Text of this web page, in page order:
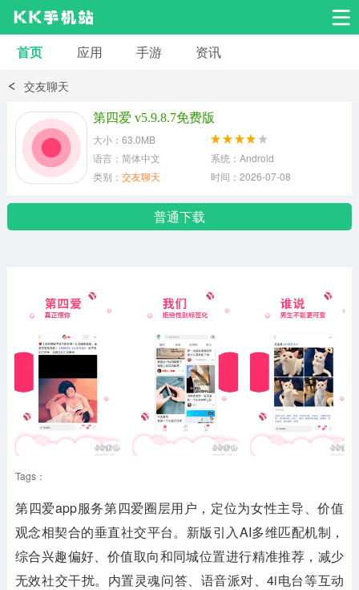
安卓应用
小说漫画
金融理财 新闻资讯 游戏辅助
安卓其它
首页 应用 手游 资讯
交友聊天
第四爱 v5.9.8.7免费版
大小：63.0MB
语言：简体中文
系统：Android
类别： 交友聊天 时间：2026-07-08
普通下载
Tags：
第四爱app服务第四爱圈层用户，定位为女性主导、价值
观念相契合的垂直社交平台。新版引入AI多维匹配机制，
综合兴趣偏好、价值取向和同城位置进行精准推荐，减少
无效社交干扰。内置灵魂问答、语音派对、4i电台等互动